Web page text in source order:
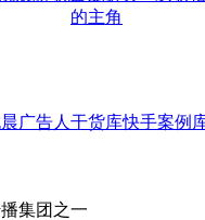
广告人干货库快手案例
集团之一